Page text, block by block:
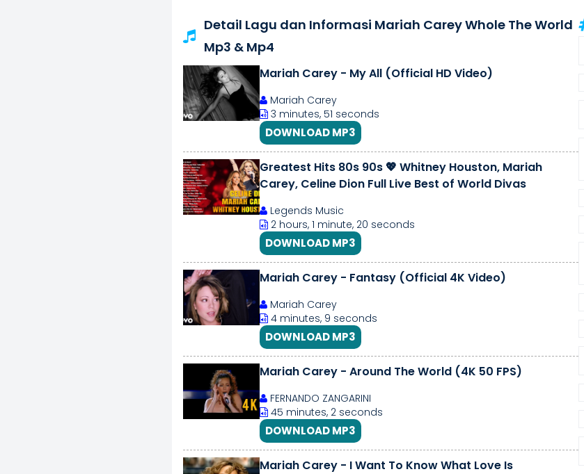
Detail Lagu dan Informasi Mariah Carey Whole The World
Mp3 & Mp4
Mariah Carey - My All (Official HD Video)
Mariah Carey
3 minutes, 51 seconds
DOWNLOAD MP3
Greatest Hits 80s 90s 💖 Whitney Houston, Mariah
Carey, Celine Dion Full Live Best of World Divas
Legends Music
2 hours, 1 minute, 20 seconds
DOWNLOAD MP3
Mariah Carey - Fantasy (Official 4K Video)
Mariah Carey
4 minutes, 9 seconds
DOWNLOAD MP3
Mariah Carey - Around The World (4K 50 FPS)
FERNANDO ZANGARINI
45 minutes, 2 seconds
DOWNLOAD MP3
Mariah Carey - I Want To Know What Love Is